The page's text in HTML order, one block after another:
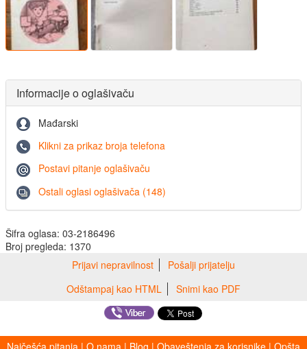
Informacije o oglašivaču
Mađarski
Klikni za prikaz broja telefona
Postavi pitanje oglašivaču
Ostali oglasi oglašivača (148)
Šifra oglasa: 03-2186496
Broj pregleda: 1370
Prijavi nepravilnost
Pošalji prijatelju
Odštampaj kao HTML
Snimi kao PDF
Najčešća pitanja | O nama | Blog | Obaveštenja za korisnike | Opšta